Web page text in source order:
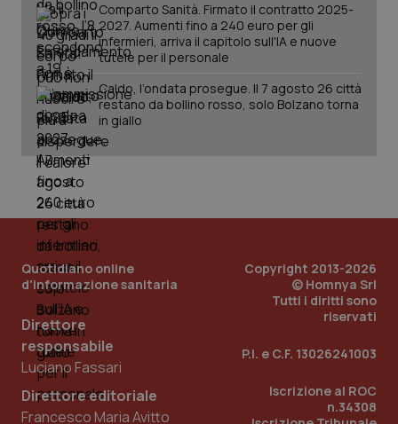
Comparto Sanità. Firmato il contratto 2025-
2027. Aumenti fino a 240 euro per gli
infermieri, arriva il capitolo sull'IA e nuove
tutele per il personale
Caldo, l’ondata prosegue. Il 7 agosto 26 città
restano da bollino rosso, solo Bolzano torna
in giallo
Quotidiano online
d'informazione sanitaria
Direttore
responsabile
Luciano Fassari
Direttore editoriale
Francesco Maria Avitto
Copyright 2013-2026
© Homnya Srl
Tutti i diritti sono
riservati
P.I. e C.F. 13026241003
Iscrizione al ROC
n.34308
_ga_KM60CM4NPH .quotidianosanita.it
1
mese